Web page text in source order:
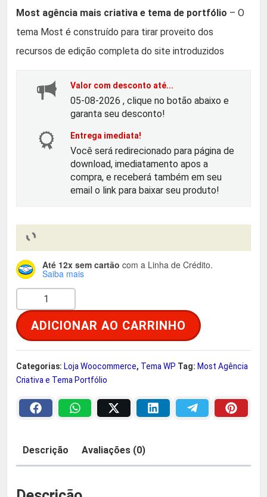
r
e
o
o
r
i
n
l
e
r
a
r
e
o
a
t
u
é
R
2
9
Most agência mais criativa e tema de portfólio – O
tema Most é construído para tirar proveito dos
recursos de edição completa do site introduzidos
Valor com desconto até...
05-08-2026 , clique no botão abaixo e
garanta seu desconto!
Entrega imediata!
Você será redirecionado para página de
download, imediatamento apos a
compra, e receberá também em seu
email o link para baixar seu produto!
Até 12x sem cartão com a Linha de Crédito.
Saiba mais
o
s
A
g
r
ADICIONAR AO CARRINHO
Categorias: Loja Woocommerce, Tema WP Tag: Most Agência
Criativa e Tema Portfólio
Descrição Avaliações (0)